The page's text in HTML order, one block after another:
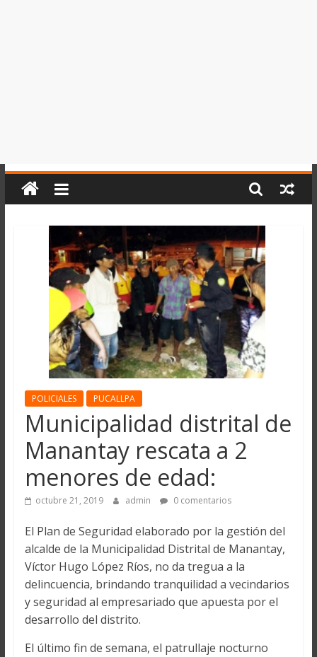
POLICIALES PUCALLPA
Municipalidad distrital de
Manantay rescata a 2
menores de edad:
octubre 21, 2019 admin 0 comentarios
El Plan de Seguridad elaborado por la gestión del
alcalde de la Municipalidad Distrital de Manantay,
Víctor Hugo López Ríos, no da tregua a la
delincuencia, brindando tranquilidad a vecindarios
y seguridad al empresariado que apuesta por el
desarrollo del distrito.
El último fin de semana, el patrullaje nocturno